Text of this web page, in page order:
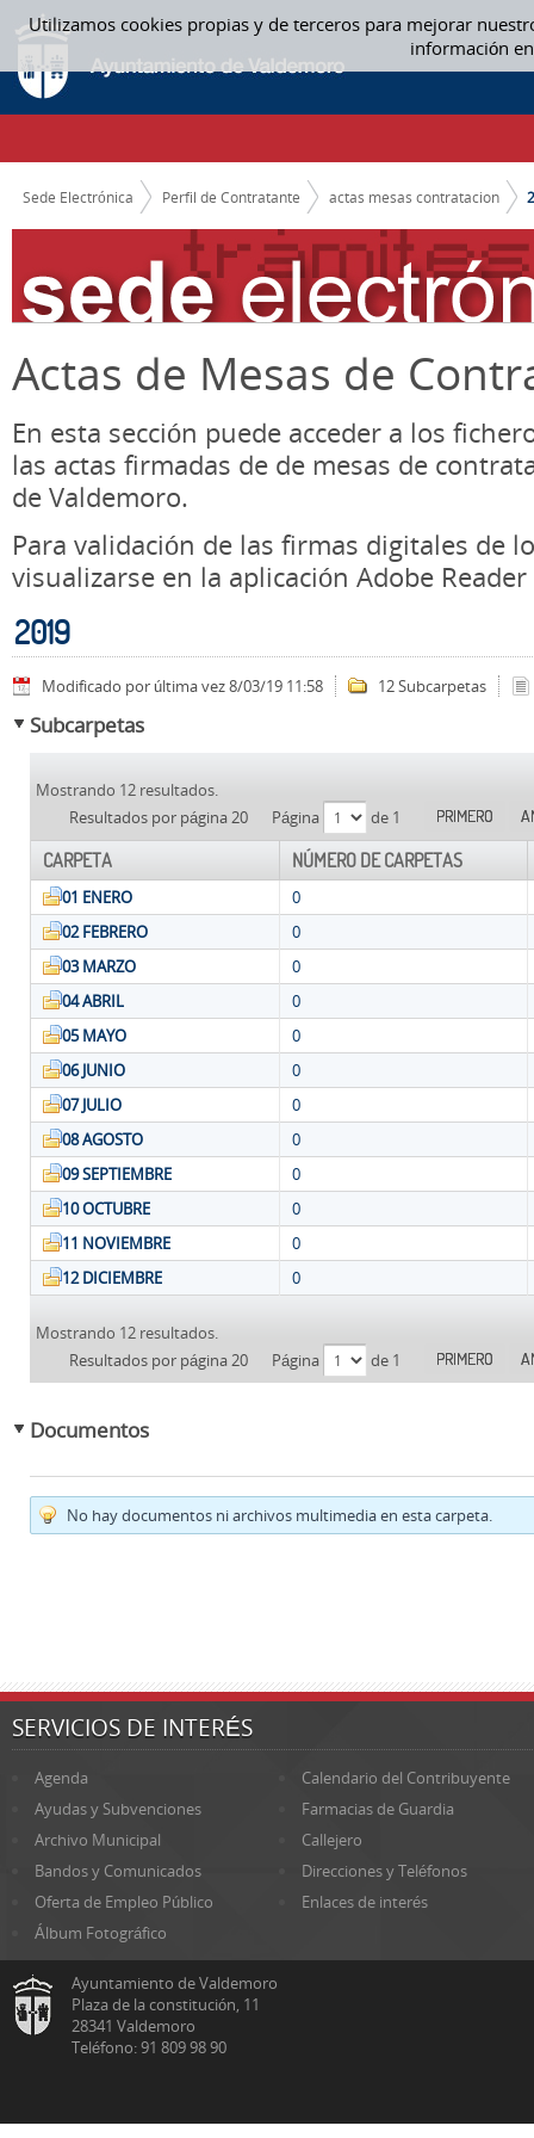
Utilizamos cookies propias y de terceros para mejorar
información
Saltar al contenido
2019 - ACTAS MESAS CONTRATACION
CAMINO DE MIGAS
Sede Electrónica Perfil de Contratante actas mesas contratacion
Actas de Mesas de
En esta sección puede acceder a los
las actas firmadas de de mesas de
de Valdemoro.
Para validación de las firmas digitales de
visualizarse en la aplicación Adobe Reader
2019
Modificado por última vez 8/03/19 11:58 12 Subcarpetas
Subcarpetas
Mostrando 12 resultados.
Resultados por página 20
Página de 1 PRIMERO
CARPETA NÚMERO DE CARPETAS
01 ENERO
0
02 FEBRERO
0
03 MARZO
0
04 ABRIL
0
05 MAYO
0
06 JUNIO
0
07 JULIO
0
08 AGOSTO
0
09 SEPTIEMBRE
0
10 OCTUBRE
0
11 NOVIEMBRE
0
12 DICIEMBRE
0
Mostrando 12 resultados.
Resultados por página 20
Página de 1 PRIMERO
Documentos
No hay documentos ni archivos multimedia en esta carpeta.
SERVICIOS DE INTERÉS
Agenda
Calendario del Contribuyente
Ayudas y Subvenciones
Farmacias de Guardia
Archivo Municipal
Callejero
Bandos y Comunicados
Direcciones y Teléfonos
Oferta de Empleo Público
Enlaces de interés
Álbum Fotográfico
Ayuntamiento de Valdemoro
Plaza de la constitución, 11
28341 Valdemoro
Teléfono: 91 809 98 90